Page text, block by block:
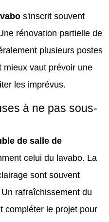
s'inscrit souvent
rénovation partielle de
plusieurs postes
mieux vaut prévoir une
les imprévus.
à ne pas sous-
de salle de
celui du lavabo. La
sont souvent
rafraîchissement du
compléter le projet pour